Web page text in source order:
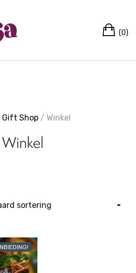
(0)
Gift Shop/ Winkel
Winkel